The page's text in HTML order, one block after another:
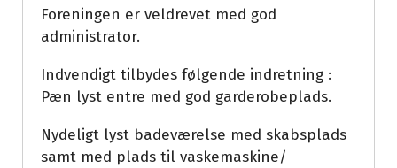
Foreningen er veldrevet med god
administrator.
Indvendigt tilbydes følgende indretning :
Pæn lyst entre med god garderobeplads.
Nydeligt lyst badeværelse med skabsplads
samt med plads til vaskemaskine/